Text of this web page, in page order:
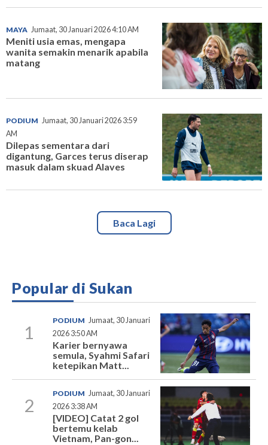
MAYA Jumaat, 30 Januari 2026 4:10 AM
Meniti usia emas, mengapa
wanita semakin menarik apabila
matang
PODIUM Jumaat, 30 Januari 2026 3:59
AM
Dilepas sementara dari
digantung, Garces terus diserap
masuk dalam skuad Alaves
Baca Lagi
Popular di Sukan
1
PODIUM Jumaat, 30 Januari
2026 3:50 AM
Karier bernyawa
semula, Syahmi Safari
ketepikan Matt...
2
PODIUM Jumaat, 30 Januari
2026 3:38 AM
[VIDEO] Catat 2 gol
bertemu kelab
Vietnam, Pan-gon...